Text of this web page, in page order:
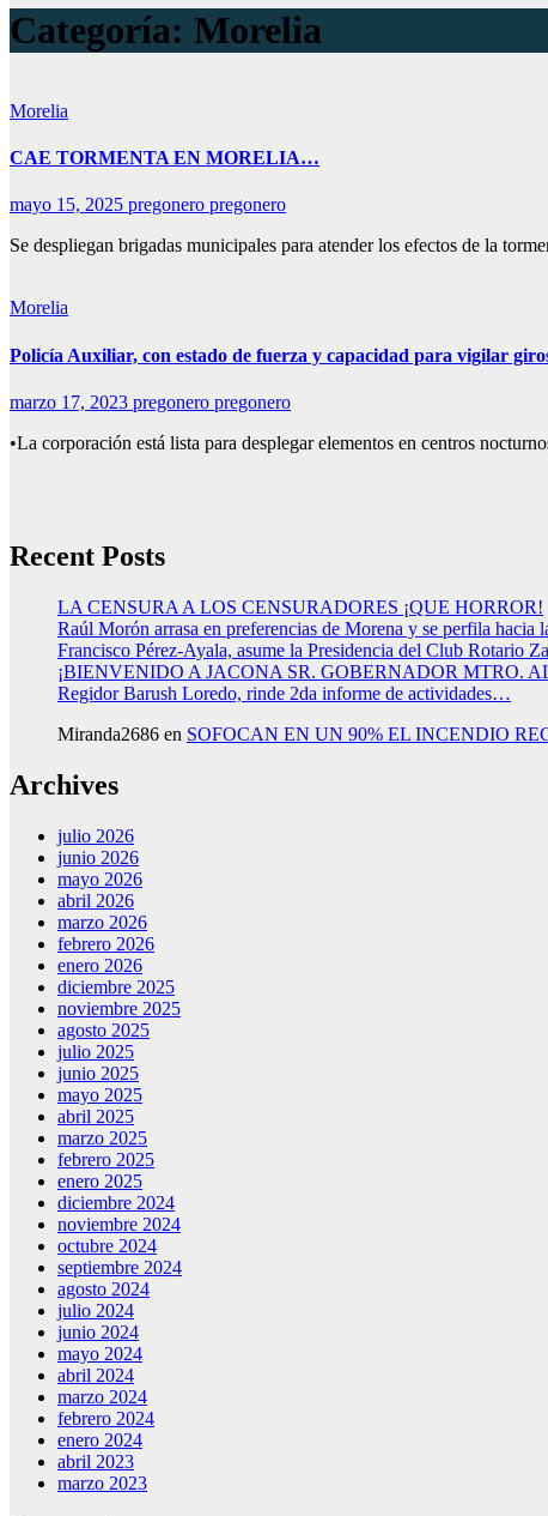
Categoría: Morelia
Morelia
CAE TORMENTA EN MORELIA…
mayo 15, 2025 pregonero pregonero
Se despliegan brigadas municipales para atender los efectos de la
Morelia
Policía Auxiliar, con estado de fuerza y capacidad para vigilar
marzo 17, 2023 pregonero pregonero
•La corporación está lista para desplegar elementos en centros
Recent Posts
LA CENSURA A LOS CENSURADORES ¡QUE HORROR!
Raúl Morón arrasa en preferencias de Morena y se perfila hacia
Francisco Pérez-Ayala, asume la Presidencia del Club Rotario
¡BIENVENIDO A JACONA SR. GOBERNADOR MTRO.
Regidor Barush Loredo, rinde 2da informe de actividades…
Miranda2686 en SOFOCAN EN UN 90% EL INCENDIO
Archives
julio 2026
junio 2026
mayo 2026
abril 2026
marzo 2026
febrero 2026
enero 2026
diciembre 2025
noviembre 2025
agosto 2025
julio 2025
junio 2025
mayo 2025
abril 2025
marzo 2025
febrero 2025
enero 2025
diciembre 2024
noviembre 2024
octubre 2024
septiembre 2024
agosto 2024
julio 2024
junio 2024
mayo 2024
abril 2024
marzo 2024
febrero 2024
enero 2024
abril 2023
marzo 2023